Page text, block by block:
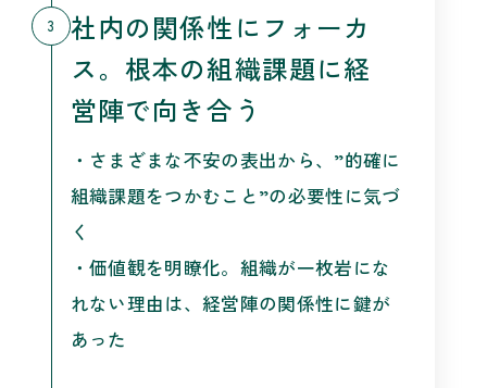
3
社内の関係性にフォーカ
ス。根本の組織課題に経
営陣で向き合う
・さまざまな不安の表出から、”的確に
組織課題をつかむこと”の必要性に気づ
く
・価値観を明瞭化。組織が一枚岩にな
れない理由は、経営陣の関係性に鍵が
あった